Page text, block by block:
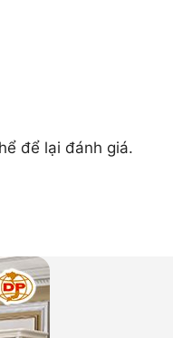
để lại đánh giá.